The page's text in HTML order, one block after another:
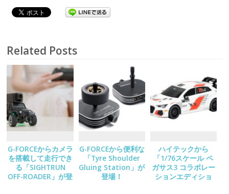
Related Posts
G-FORCEからカメラ
を搭載して走行でき
る「SIGHTRUN
OFF-ROADER」が登
G-FORCEから便利な
「Tyre Shoulder
Gluing Station」が
登場！
ハイテックから
「1/76スケール ペ
ガサス3 コラボレー
ションエディショ